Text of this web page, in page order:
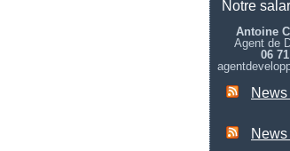
Notre
Antoine
Agent de
06